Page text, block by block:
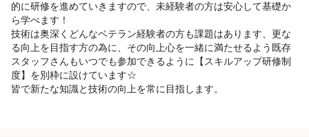
的に研修を進めていきますので、未経験者の方は安心して基礎か
ら学べます！
技術は奥深くどんなベテラン経験者の方も課題はあります、更な
る向上を目指す方の為に、その向上心を一緒に満たせるよう既存
スタッフさんもいつでも参加できるように【スキルアップ研修制
度】を別枠に設けています☆
皆で新たな知識と技術の向上を常に目指します。